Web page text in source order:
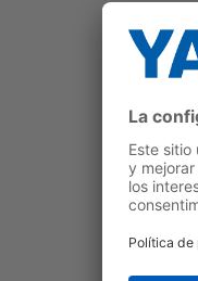
La
redes:
Con la
táctiles